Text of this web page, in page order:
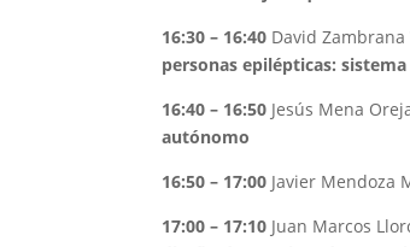
16:30 – 16:40 David
personas epilépticas:
16:40 – 16:50 Jesús Mena
autónomo
16:50 – 17:00 Javier Mendoza
17:00 – 17:10 Juan Marcos